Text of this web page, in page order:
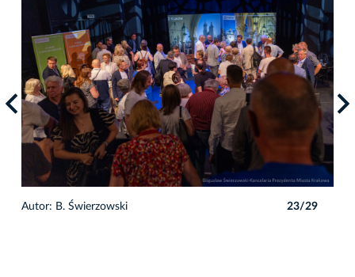
Autor: B. Świerzowski 23/29